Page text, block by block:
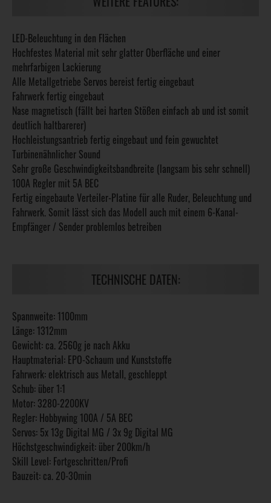
LED-Beleuchtung in den Flächen
Hochfestes Material mit sehr glatter Oberfläche und einer
mehrfarbigen Lackierung
Alle Metallgetriebe Servos bereist fertig eingebaut
Fahrwerk fertig eingebaut
Nase magnetisch (fällt bei harten Stößen einfach ab und ist somit
deutlich haltbarerer)
Hochleistungsantrieb fertig eingebaut und fein gewuchtet
Turbinenähnlicher Sound
Sehr große Geschwindigkeitsbandbreite (langsam bis sehr schnell)
100A Regler mit 5A BEC
Fertig eingebaute Verteiler-Platine für alle Ruder, Beleuchtung und
Fahrwerk. Somit lässt sich das Modell auch mit einem 6-Kanal-
Empfänger / Sender problemlos betreiben
TECHNISCHE DATEN:
Spannweite: 1100mm
Länge: 1312mm
Gewicht: ca. 2560g je nach Akku
Hauptmaterial: EPO-Schaum und Kunststoffe
Fahrwerk: elektrisch aus Metall, geschleppt
Schub: über 1:1
Motor: 3280-2200KV
Regler: Hobbywing 100A / 5A BEC
Servos: 5x 13g Digital MG / 3x 9g Digital MG
Höchstgeschwindigkeit: über 200km/h
Skill Level: Fortgeschritten/Profi
Bauzeit: ca. 20-30min